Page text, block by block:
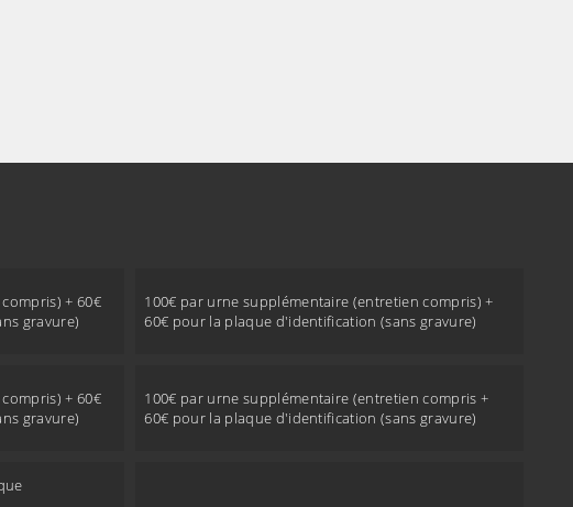
+ 60€
gravure)
100€ par urne supplémentaire (entretien compris) +
60€ pour la plaque d'identification (sans gravure)
+ 60€
gravure)
100€ par urne supplémentaire (entretien compris +
60€ pour la plaque d'identification (sans gravure)